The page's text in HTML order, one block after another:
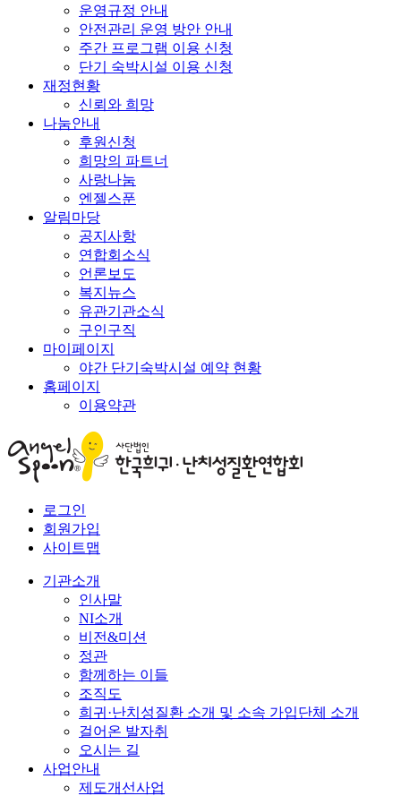
운영규정 안내
안전관리 운영 방안 안내
주간 프로그램 이용 신청
단기 숙박시설 이용 신청
재정현황
신뢰와 희망
나눔안내
후원신청
희망의 파트너
사랑나눔
엔젤스푼
알림마당
공지사항
연합회소식
언론보도
복지뉴스
유관기관소식
구인구직
마이페이지
야간 단기숙박시설 예약 현황
홈페이지
이용약관
로그인
회원가입
사이트맵
기관소개
인사말
NI소개
비전&미션
정관
함께하는 이들
조직도
희귀·난치성질환 소개 및 소속 가입단체 소개
걸어온 발자취
오시는 길
사업안내
제도개선사업